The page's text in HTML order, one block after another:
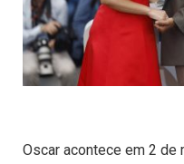
Oscar acontece em 2 de